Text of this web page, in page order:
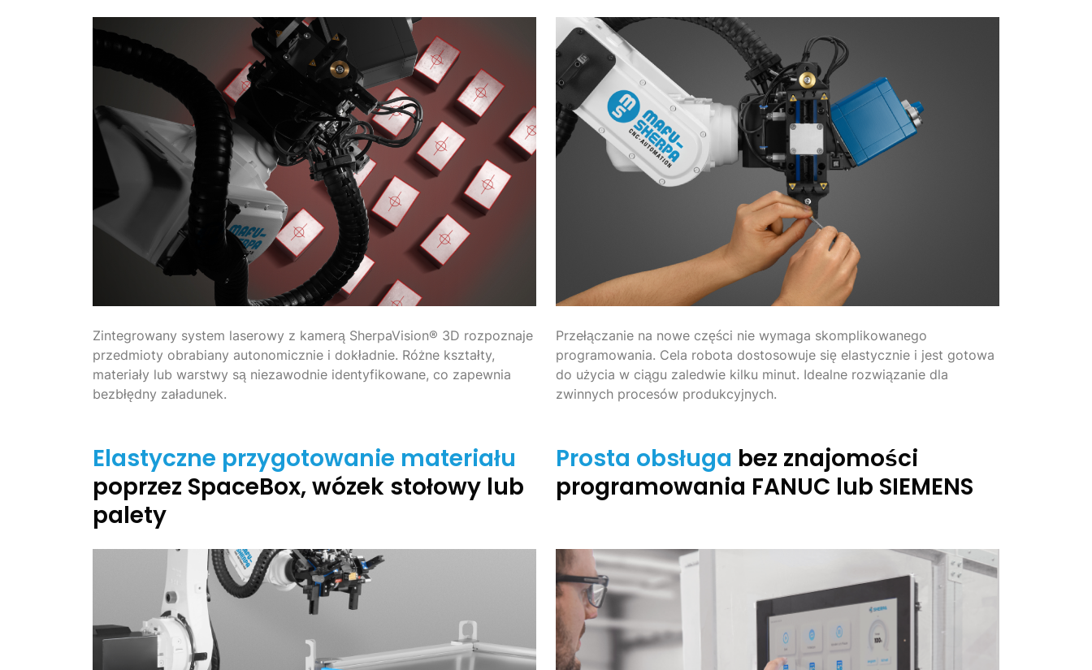
Zintegrowany system laserowy z kamerą SherpaVision® 3D rozpoznaje
przedmioty obrabiany autonomicznie i dokładnie. Różne kształty,
materiały lub warstwy są niezawodnie identyfikowane, co zapewnia
bezbłędny załadunek.
Przełączanie na nowe części nie wymaga skomplikowanego
programowania. Cela robota dostosowuje się elastycznie i jest gotowa
do użycia w ciągu zaledwie kilku minut. Idealne rozwiązanie dla
zwinnych procesów produkcyjnych.
Elastyczne przygotowanie materiału
poprzez SpaceBox, wózek stołowy lub
palety
Prosta obsługa bez znajomości
programowania FANUC lub SIEMENS